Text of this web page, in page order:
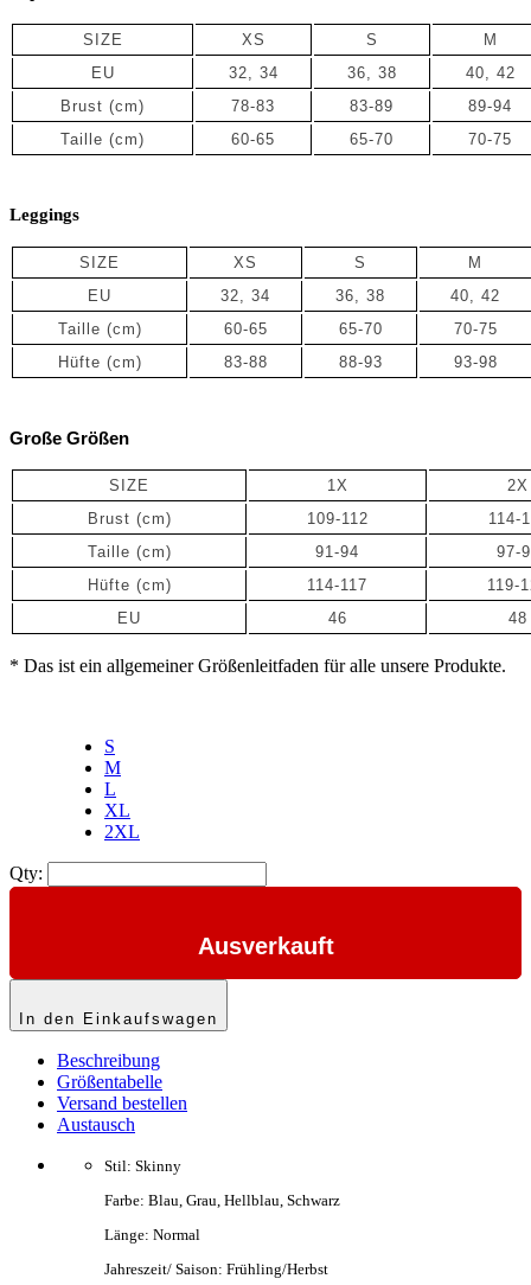
SIZE XS S
M
EU
32, 34 36, 38
40, 42
Brust (cm)
78-83 83-89
89-94
Taille (cm) 60-65 65-70 70-75
Leggings
SIZE XS S
M
EU
32, 34 36, 38
40, 42
Taille (cm)
60-65 65-70
70-75
Hüfte (cm)
83-88 88-93 93-98
Große Größen
SIZE 1X
2X
Brust (cm)
109-112
114-
Taille (cm) 91-94
97-
Hüfte (cm) 114-117
119-
EU
46 48
* Das ist ein allgemeiner Größenleitfaden für alle unsere Produkte.
S
M
L
XL
2XL
Qty:
Ausverkauft
In den Einkaufswagen
Beschreibung
Größentabelle
Versand bestellen
Austausch
Stil: Skinny
Farbe: Blau, Grau, Hellblau, Schwarz
Länge: Normal
Jahreszeit/ Saison: Frühling/Herbst